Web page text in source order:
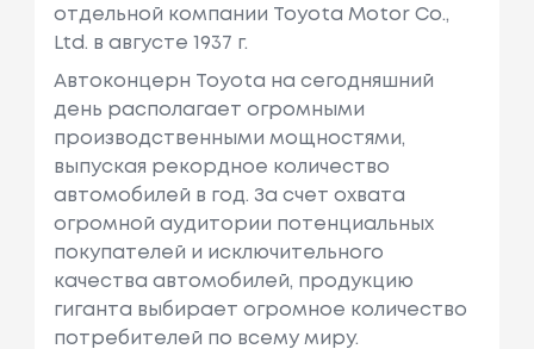
отдельной компании Toyota Motor Co.,
Ltd. в августе 1937 г.
Автоконцерн Toyota на сегодняшний
день располагает огромными
производственными мощностями,
выпуская рекордное количество
автомобилей в год. За счет охвата
огромной аудитории потенциальных
покупателей и исключительного
качества автомобилей, продукцию
гиганта выбирает огромное количество
потребителей по всему миру.